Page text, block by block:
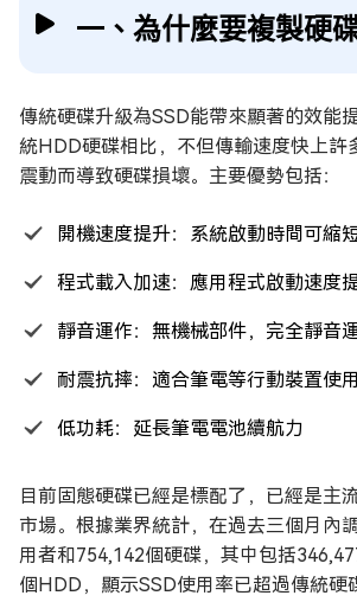
一、為什麼要複製硬
傳統硬碟升級為SSD能帶來顯著的效能
統HDD硬碟相比，不但傳輸速度快上許
震動而導致硬碟損壞。主要優勢包括：
開機速度提升：系統啟動時間可縮
程式載入加速：應用程式啟動速度
靜音運作：無機械部件，完全靜音
耐震抗摔：適合筆電等行動裝置使用
低功耗：延長筆電電池續航力
目前固態硬碟已經是標配了，已經是主
市場。根據業界統計，在過去三個月內
用者和754,142個硬碟，其中包括
個HDD，顯示SSD使用率已超過傳統硬